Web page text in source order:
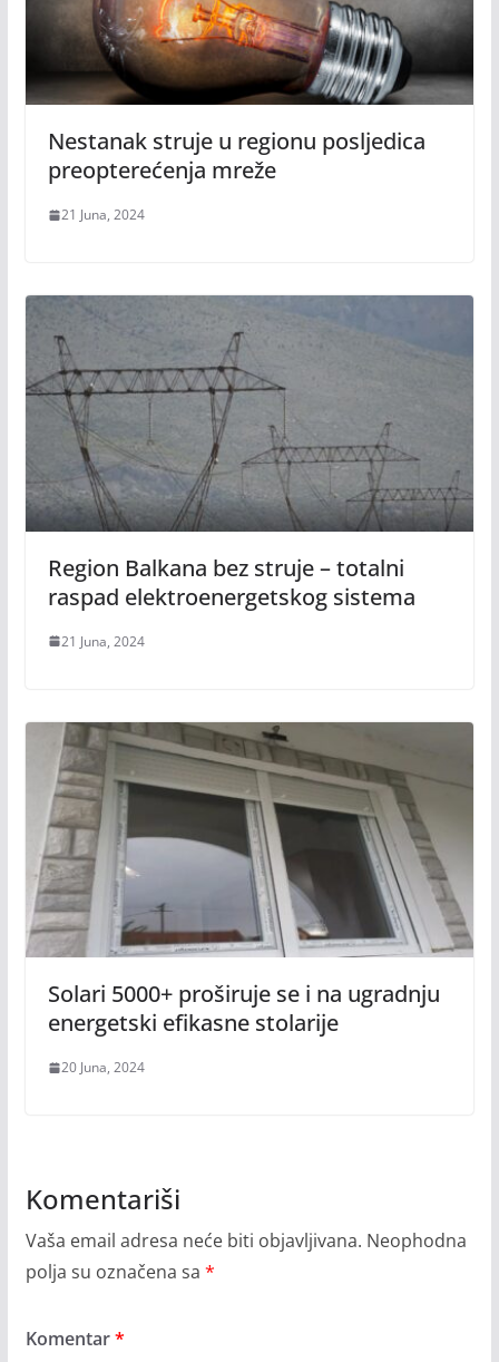
Nestanak struje u regionu posljedica
preopterećenja mreže
21 Juna, 2024
Region Balkana bez struje – totalni
raspad elektroenergetskog sistema
21 Juna, 2024
Solari 5000+ proširuje se i na ugradnju
energetski efikasne stolarije
20 Juna, 2024
Komentariši
Vaša email adresa neće biti objavljivana. Neophodna
polja su označena sa *
Komentar*